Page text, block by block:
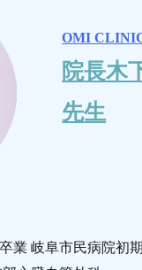
OMI
院長木
先生
業 岐阜市民病院初